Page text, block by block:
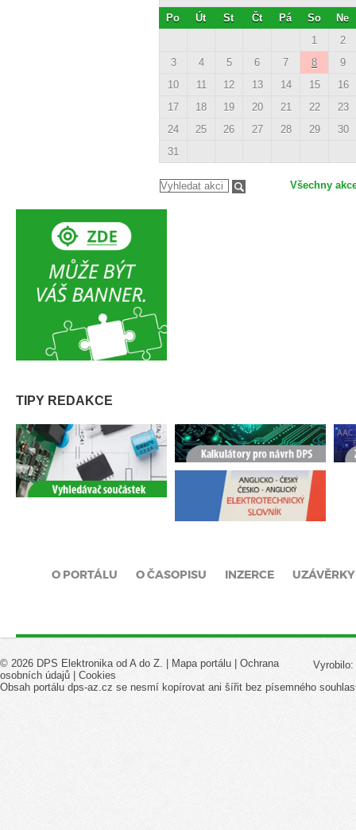
Po Út St Čt Pá So
Ne
1
2
3
4 5 6 7 8
9
10
11 12 13 14 15
16
17
18 19 20 21 22
23
24
25 26 27 28 29
30
31
Všechny
TIPY REDAKCE
O PORTÁLU O ČASOPISU INZERCE UZÁVĚRKY
Vyrobilo:
© 2026 DPS Elektronika od A do Z. | Mapa portálu
Ochrana
osobních údajů
Cookies
Obsah portálu dps-az.cz se nesmí kopírovat ani šířit bez písemného